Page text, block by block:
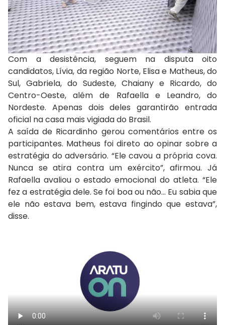
Com a desistência, seguem na disputa oito
candidatos, Lívia, da região Norte, Elisa e Matheus, do
Sul, Gabriela, do Sudeste, Chaiany e Ricardo, do
Centro-Oeste, além de Rafaella e Leandro, do
Nordeste. Apenas dois deles garantirão entrada
oficial na casa mais vigiada do Brasil.
A saída de Ricardinho gerou comentários entre os
participantes. Matheus foi direto ao opinar sobre a
estratégia do adversário. “Ele cavou a própria cova.
Nunca se atira contra um exército”, afirmou. Já
Rafaella avaliou o estado emocional do atleta. “Ele
fez a estratégia dele. Se foi boa ou não… Eu sabia que
ele não estava bem, estava fingindo que estava”,
disse.